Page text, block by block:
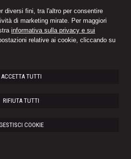
diversi fini, tra l'altro per consentire
di marketing mirate. Per maggiori
informativa sulla privacy e sui
relative ai cookie, cliccando su
ACCETTA TUTTI
RIFIUTA TUTTI
COOKIE
10086,TO
-Fax0124.424282
Tutti i diritti riservati | P.IVA
-Sitemap -Privacy- Cookie Policy-Credits